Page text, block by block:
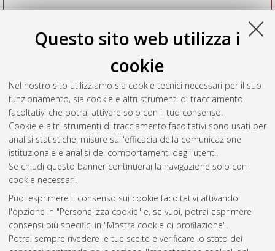
Questo sito web utilizza i
cookie
Nel nostro sito utilizziamo sia cookie tecnici necessari per il suo
funzionamento, sia cookie e altri strumenti di tracciamento
facoltativi che potrai attivare solo con il tuo consenso.
Cookie e altri strumenti di tracciamento facoltativi sono usati per
analisi statistiche, misure sull'efficacia della comunicazione
istituzionale e analisi dei comportamenti degli utenti.
Se chiudi questo banner continuerai la navigazione solo con i
cookie necessari.
Puoi esprimere il consenso sui cookie facoltativi attivando
l'opzione in "Personalizza cookie" e, se vuoi, potrai esprimere
consensi più specifici in "Mostra cookie di profilazione".
Potrai sempre rivedere le tue scelte e verificare lo stato dei
Vedi altre statistiche
Gestione del documento:
Atom
AMS Acta
ISSN: 2038-7954
re3data.org -
doi.org/10.17616/R3P19R